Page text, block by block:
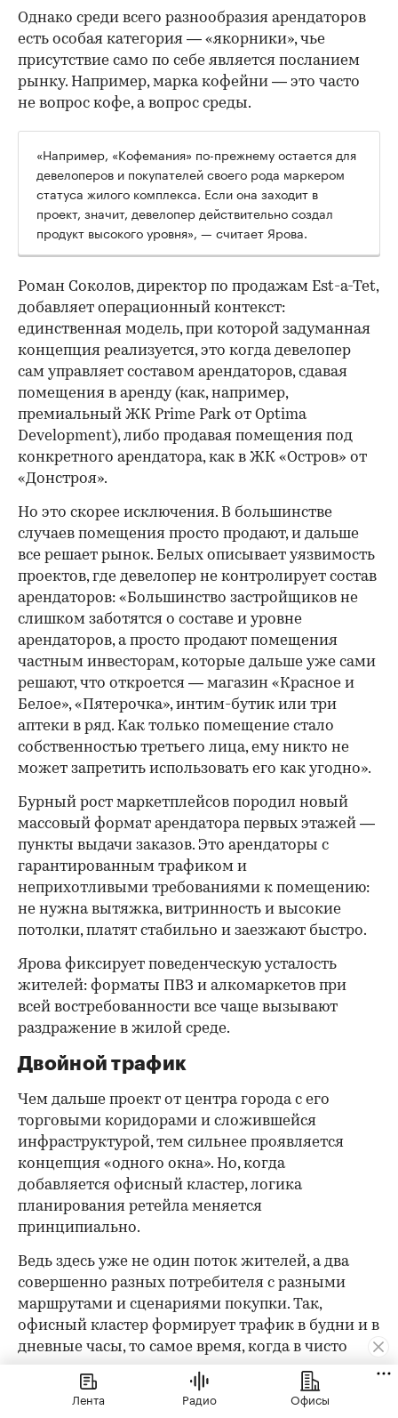
Однако среди всего разнообразия арендаторов
есть особая категория — «якорники», чье
присутствие само по себе является посланием
рынку. Например, марка кофейни — это часто
не вопрос кофе, а вопрос среды.
«Например, «Кофемания» по-прежнему остается для
девелоперов и покупателей своего рода маркером
статуса жилого комплекса. Если она заходит в
проект, значит, девелопер действительно создал
продукт высокого уровня», — считает Ярова.
Роман Соколов, директор по продажам Est-a-Tet,
добавляет операционный контекст:
единственная модель, при которой задуманная
концепция реализуется, это когда девелопер
сам управляет составом арендаторов, сдавая
помещения в аренду (как, например,
премиальный ЖК Prime Park от Optima
Development), либо продавая помещения под
конкретного арендатора, как в ЖК «Остров» от
«Донстроя».
Но это скорее исключения. В большинстве
случаев помещения просто продают, и дальше
все решает рынок. Белых описывает уязвимость
проектов, где девелопер не контролирует состав
арендаторов: «Большинство застройщиков не
слишком заботятся о составе и уровне
арендаторов, а просто продают помещения
частным инвесторам, которые дальше уже сами
решают, что откроется — магазин «Красное и
Белое», «Пятерочка», интим-бутик или три
аптеки в ряд. Как только помещение стало
собственностью третьего лица, ему никто не
может запретить использовать его как угодно».
Бурный рост маркетплейсов породил новый
массовый формат арендатора первых этажей —
пункты выдачи заказов. Это арендаторы с
гарантированным трафиком и
неприхотливыми требованиями к помещению:
не нужна вытяжка, витринность и высокие
потолки, платят стабильно и заезжают быстро.
Ярова фиксирует поведенческую усталость
жителей: форматы ПВЗ и алкомаркетов при
всей востребованности все чаще вызывают
раздражение в жилой среде.
Двойной трафик
Чем дальше проект от центра города с его
торговыми коридорами и сложившейся
инфраструктурой, тем сильнее проявляется
концепция «одного окна». Но, когда
добавляется офисный кластер, логика
планирования ретейла меняется
принципиально.
Ведь здесь уже не один поток жителей, а два
совершенно разных потребителя с разными
маршрутами и сценариями покупки. Так,
офисный кластер формирует трафик в будни и в
дневные часы, то самое время, когда в чисто
жилых комплексах на первых этажах тишина.
Жители добавляют вечерний и выходной поток.
Лента Радио Офисы